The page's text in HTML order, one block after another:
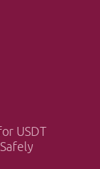
USDT